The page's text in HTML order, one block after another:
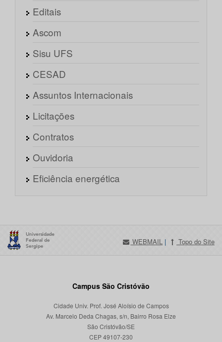
Editais
Ascom
Sisu UFS
CESAD
Assuntos Internacionais
Licitações
Contratos
Ouvidoria
Eficiência energética
WEBMAIL | Topo do Site
Campus São Cristóvão
Cidade Univ. Prof. José Aloísio de Campos
Av. Marcelo Deda Chagas, s/n, Bairro Rosa Elze
São Cristóvão/SE
CEP 49107-230